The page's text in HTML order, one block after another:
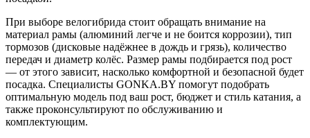
При выборе велогибрида стоит обращать внимание на
материал рамы (алюминий легче и не боится коррозии), тип
тормозов (дисковые надёжнее в дождь и грязь), количество
передач и диаметр колёс. Размер рамы подбирается под рост
— от этого зависит, насколько комфортной и безопасной будет
посадка. Специалисты GONKA.BY помогут подобрать
оптимальную модель под ваш рост, бюджет и стиль катания, а
также проконсультируют по обслуживанию и
комплектующим.